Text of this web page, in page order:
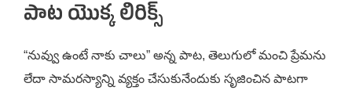
పాట యొక్క లిరిక్స్
“నువ్వు ఉంటే నాకు చాలు” అన్న పాట, తెలుగులో మంచి ప్రేమను
లేదా సామరస్యాన్ని వ్యక్తం చేసుకునేందుకు సృజించిన పాటగా